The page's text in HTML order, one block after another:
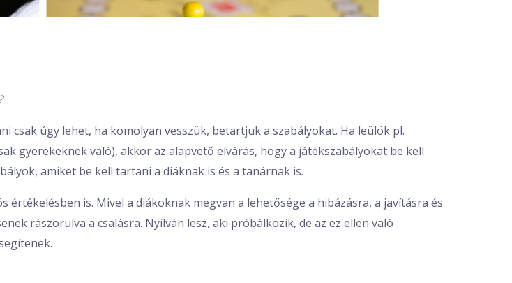
csak úgy lehet, ha komolyan vesszük, betartjuk a szabályokat. Ha leülök pl.
gyerekeknek való), akkor az alapvető elvárás, hogy a játékszabályokat be kell
amiket be kell tartani a diáknak is és a tanárnak is.
is. Mivel a diákoknak megvan a lehetősége a hibázásra, a javításra és
rászorulva a csalásra. Nyilván lesz, aki próbálkozik, de az ez ellen való